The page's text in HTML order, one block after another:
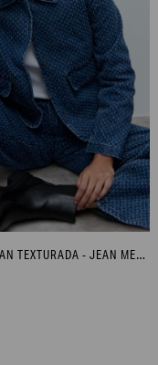
CHAQUETA DE JEAN TEXTURADA - JEAN MEDIO